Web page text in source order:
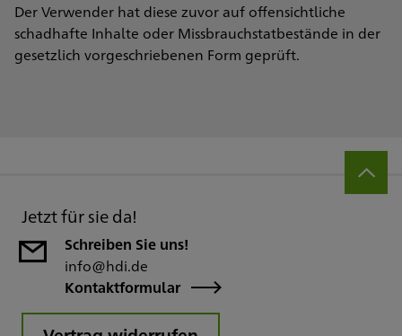
Der Verwender hat diese zuvor auf offensichtliche
schadhafte Inhalte oder Missbrauchstatbestände in der
gesetzlich vorgeschriebenen Form geprüft.
Jetzt für sie da!
Schreiben Sie uns!
info@hdi.de
Kontaktformular